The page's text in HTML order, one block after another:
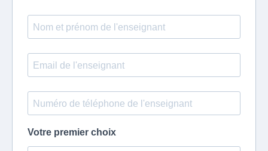
Votre premier choix